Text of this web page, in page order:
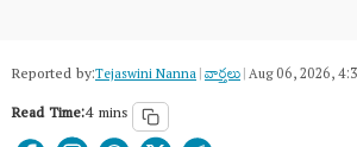
Reported by:Tejaswini Nanna|వార్త‌లు|Aug 06, 2026,
Read Time:4 mins